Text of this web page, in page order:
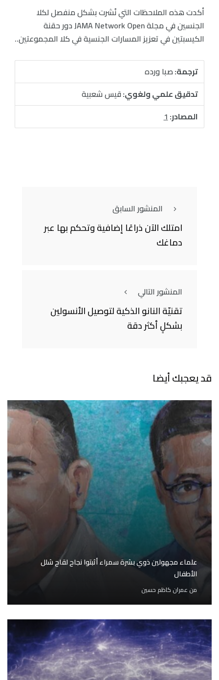
أكدت هذه الملاحظات التي نُشرت بشكل منفصل لكلا
الجنسين في مجلة JAMA Network Open دور حقنة
الكيسبتين في تعزيز المسارات الجنسية في كلا المجموعتين.‌‌.
ترجمة:صبا ورده
تدقيق علمي ولغوي:قيس شعبية
المصادر:1
المنشور السابق
امتلك الآن ذراعًا إضافية وتحكم بها عبر
دماغك
المنشور التالي
تقنيّة النانو الذكية لتوصيل الأنسولين
بشكلٍ أكثر دقة
قد يعجبك أيضا
علماء مجهولين ذوي بشرة سمراء أثبتوا نجاح لقاح شلل
الأطفال
من عمران كاظم حسين